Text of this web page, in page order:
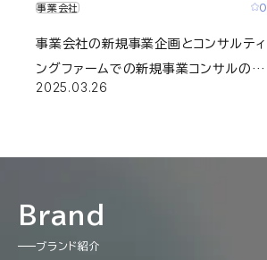
事業会社 0
事業会社の新規事業企画とコンサルティ
ングファームでの新規事業コンサルの違
い
2025.03.26
Brand
ブランド紹介